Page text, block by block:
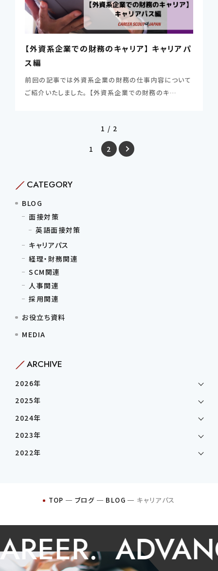
【外資系企業での財務のキャリア】 キャリアパ
ス編
前回の記事では外資系企業の財務の仕事内容について
ご紹介いたしました。 【外資系企業での財務のキ…
1 / 2
1 2
CATEGORY
BLOG
面接対策
英語面接対策
キャリアパス
経理・財務関連
SCM関連
人事関連
採用関連
お役立ち資料
MEDIA
ARCHIVE
2026年
2025年
2024年
2023年
2022年
TOP ─ ブログ ─ BLOG ─ キャリアパス
ADVANCE